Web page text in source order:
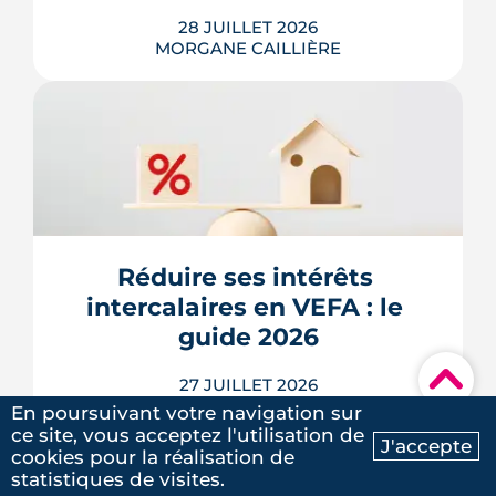
Ma recherche Contactez-nous
▾
28 JUILLET 2026
MORGANE CAILLIÈRE
Une place de parking inutilisée peut se
louer entre 40 et 120 € par mois à
Toulouse. Cet article détaille les prix de
location quartier par quartier, la
méthode pour calculer votre
connaître. Un tour d'horizon complet
avant de mettre votre place ou votre
Réduire ses intérêts
intercalaires en VEFA : le
guide 2026
27 JUILLET 2026
MORGANE CAILLIÈRE
En poursuivant votre navigation sur
ce site, vous acceptez l'utilisation de
cookies pour la réalisation de
statistiques de visites.
J'accepte